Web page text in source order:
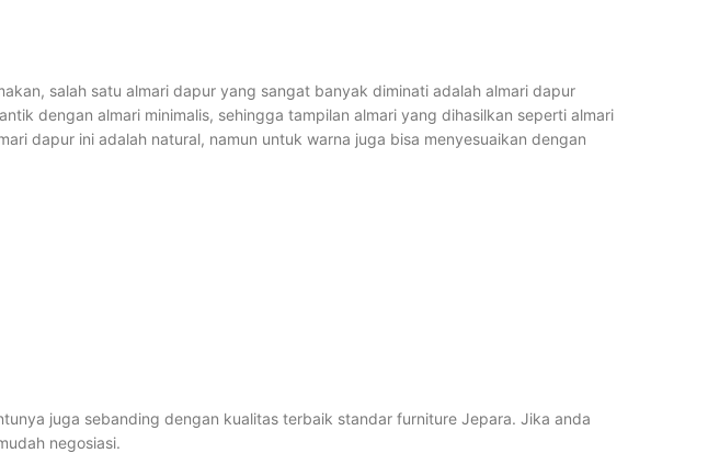
salah satu almari dapur yang sangat banyak diminati adalah almari dapur
dengan almari minimalis, sehingga tampilan almari yang dihasilkan seperti almari
dapur ini adalah natural, namun untuk warna juga bisa menyesuaikan dengan
juga sebanding dengan kualitas terbaik standar furniture Jepara. Jika anda
negosiasi.